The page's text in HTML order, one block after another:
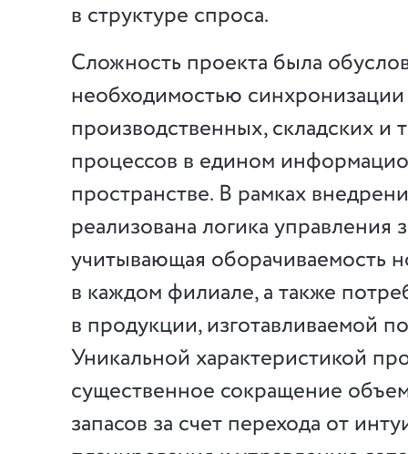
в структуре спроса.
Сложность проекта была
необходимостью синхронизации
производственных, складских и
процессов в едином
пространстве. В рамках
реализована логика управления
учитывающая оборачиваемость
в каждом филиале, а также
в продукции, изготавливаемой
Уникальной характеристикой
существенное сокращение
запасов за счет перехода от